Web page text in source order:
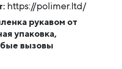
https://polimer.ltd/
рукавом от
упаковка,
вызовы